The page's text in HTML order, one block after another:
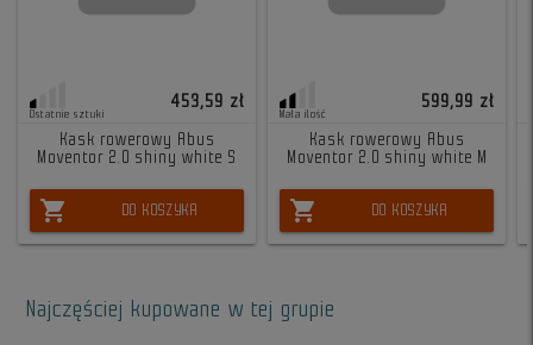
Ostatnie sztuki
453,59 zł
Kask rowerowy Abus
Moventor 2.0 shiny white S
shopping_cart DO KOSZYKA
Mała ilość
599,99 zł
Kask rowerowy Abus
Moventor 2.0 shiny white M
shopping_cart DO KOSZYKA
Najczęściej kupowane w tej grupie